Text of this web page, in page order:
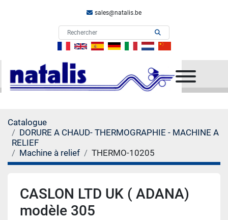
sales@natalis.be
Catalogue
DORURE A CHAUD- THERMOGRAPHIE - MACHINE A
RELIEF
Machine à relief
THERMO-10205
CASLON LTD UK ( ADANA)
modèle 305